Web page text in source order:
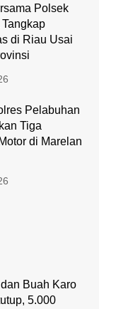
Polsek
di Riau Usai
Pelabuhan
Tiga
di Marelan
Buah Karo
5.000